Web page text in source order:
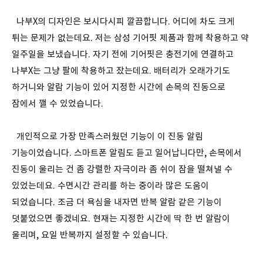
나부X의 디자인은 보시다시피 깔끔합니다. 어디에 차도 크게
튀는 문제가 없는데요. 저는 삼성 기어핏 제품과 함께 착용하고 약
일주일을 보냈습니다. 자기 전에 기어핏은 충전기에 연결하고
나부X는 그냥 팔에 착용하고 잤는데요. 배터리가 오래가기도
하거니와 알람 기능이 있어 지정한 시간에 손목의 진동으로
잠에서 깰 수 있었습니다.
개인적으로 가장 만족스러웠던 기능이 이 진동 알림
기능이었습니다. 스마트폰 알림도 듣고 일어납니다만, 손목에서
진동이 울리는 건 좀 강렬한 자극이라 좀 쉬이 잠을 떨쳐낼 수
있었는데요. 수면시간 관리를 하는 중이라 많은 도움이
되었습니다. 조금 더 욕심을 내자면 반복 알람 같은 기능이
덧붙었으면 좋겠네요. 현재는 지정한 시간에 딱 한 번 알람이
울리며, 요일 반복까지 설정할 수 있습니다.